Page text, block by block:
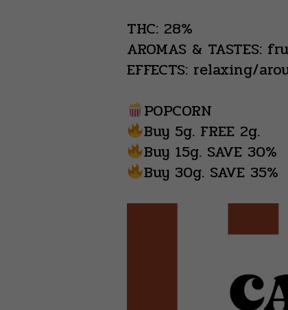
THC: 28%
AROMAS & TASTES:
EFFECTS: relaxing/
POPCORN
Buy 5g. FREE 2g.
Buy 15g. SAVE 30%
Buy 30g. SAVE 35%